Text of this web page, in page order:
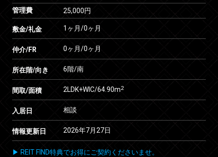
管理費 25,000円
敷金/礼金 1ヶ月/0ヶ月
仲介/FR 0ヶ月/0ヶ月
所在階/向き 6階/南
間取/面積 2LDK+WIC/64.90m2
入居日 相談
情報更新日 2026年7月27日
▶ REIT FIND特典でお得にご契約くださいませ。